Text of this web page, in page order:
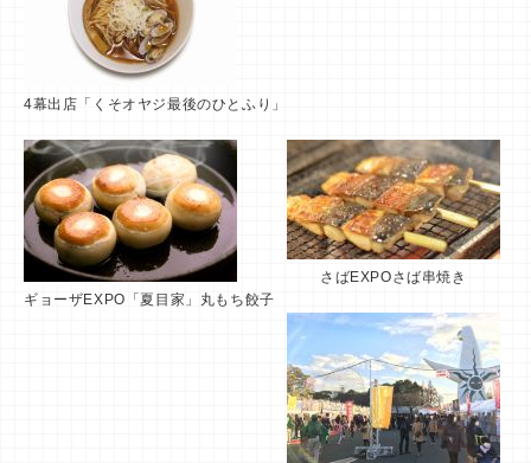
4幕出店「くそオヤジ最後のひとふり」
ギョーザEXPO「夏目家」丸もち餃子
さばEXPOさば串焼き